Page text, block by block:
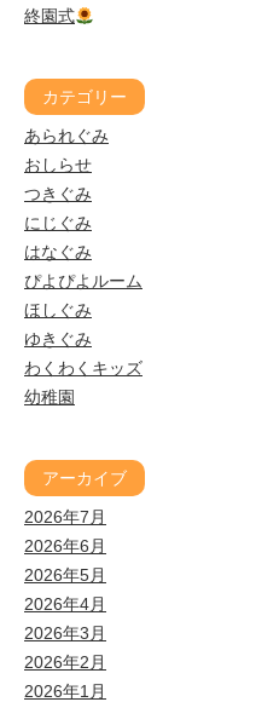
終園式
カテゴリー
あられぐみ
おしらせ
つきぐみ
にじぐみ
はなぐみ
ぴよぴよルーム
ほしぐみ
ゆきぐみ
わくわくキッズ
幼稚園
アーカイブ
2026年7月
2026年6月
2026年5月
2026年4月
2026年3月
2026年2月
2026年1月